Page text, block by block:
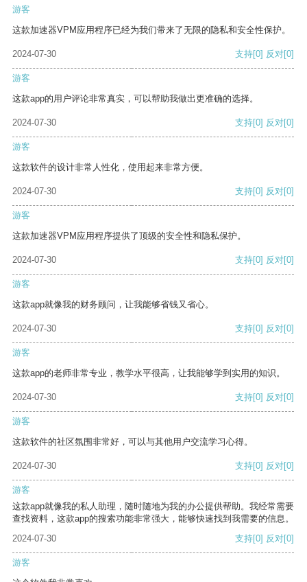
游客
这款加速器VPM应用程序已经为我们带来了无限的隐私和安全性保护。
2024-07-30 支持[0] 反对[0]
游客
这款app的用户评论非常真实，可以帮助我做出更准确的选择。
2024-07-30 支持[0] 反对[0]
游客
这款软件的设计非常人性化，使用起来非常方便。
2024-07-30 支持[0] 反对[0]
游客
这款加速器VPM应用程序提供了顶级的安全性和隐私保护。
2024-07-30 支持[0] 反对[0]
游客
这款app就像我的财务顾问，让我能够省钱又省心。
2024-07-30 支持[0] 反对[0]
游客
这款app的老师非常专业，教学水平很高，让我能够学到实用的知识。
2024-07-30 支持[0] 反对[0]
游客
这款软件的社区氛围非常好，可以与其他用户交流学习心得。
2024-07-30 支持[0] 反对[0]
游客
这款app就像我的私人助理，随时随地为我的办公提供帮助。我经常需要
查找资料，这款app的搜索功能非常强大，能够快速找到我需要的信息。
2024-07-30
支持[0] 反对[0]
游客